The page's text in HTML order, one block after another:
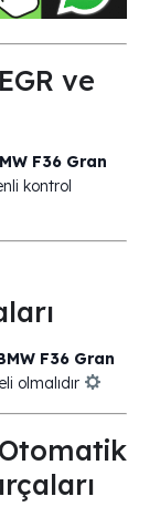
ve
F36 Gran
kontrol
F36 Gran
olmalıdır